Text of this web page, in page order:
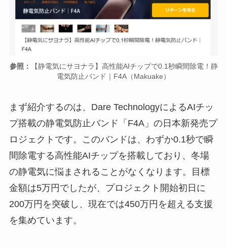
参照：
【静電気にサヨナラ】高性能AIチップで0.1秒瞬間除電！静
電気防止バンド｜F4A（Makuake）
まず紹介するのは、Dare TechnologyによるAIチッ
プ搭載の静電気防止バンド「F4A」の日本新発売プ
ロジェクトです。このバンドは、わずか0.1秒で瞬
間除電する高性能AIチップを搭載しており、冬場
の静電気に悩まされることがなくなります。目標
金額は5万円でしたが、プロジェクト開始初日に
200万円を突破し、現在では450万円を超える支援
を集めています。